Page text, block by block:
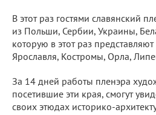
В этот раз гостями славянский
из Польши, Сербии, Украины,
которую в этот раз
Ярославля, Костромы, Орла,
За 14 дней работы пленэра
посетившие эти края, смогут
своих этюдах историко-